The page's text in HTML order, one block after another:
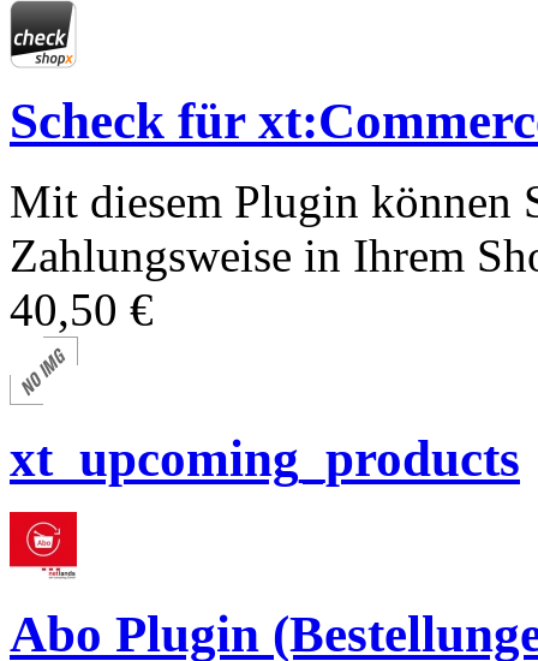
Scheck für
Mit diesem Plugin können
Zahlungsweise in Ihrem
40,50 €
xt_upcoming_products
Abo Plugin